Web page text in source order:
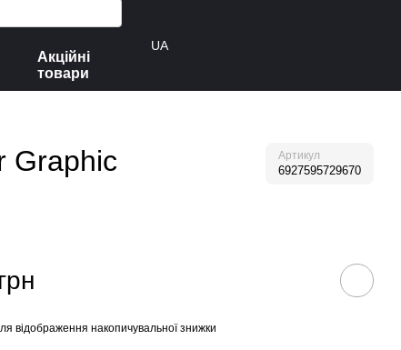
Акційні
товари
UA
Graphic
Артикул
6927595729670
відображення накопичувальної знижки